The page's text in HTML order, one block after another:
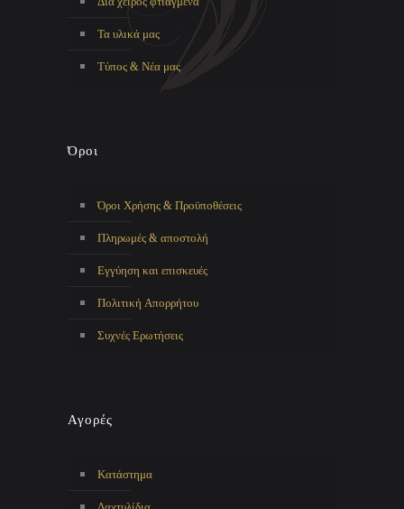
Τα υλικά μας
Τύπος & Νέα μας
Όροι
Όροι Χρήσης & Προϋποθέσεις
Πληρωμές & αποστολή
Εγγύηση και επισκευές
Πολιτική Απορρήτου
Συχνές Ερωτήσεις
Αγορές
Κατάστημα